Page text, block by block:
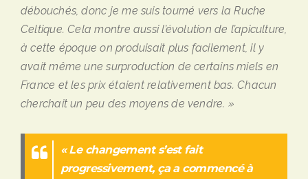
débouchés, donc je me suis tourné vers la Ruche
Celtique. Cela montre aussi l’évolution de l’apiculture,
à cette époque on produisait plus facilement, il y
avait même une surproduction de certains miels en
France et les prix étaient relativement bas. Chacun
cherchait un peu des moyens de vendre. »
« Le changement s’est fait
progressivement, ça a commencé à